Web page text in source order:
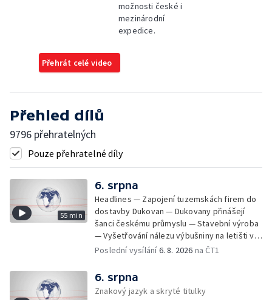
možnosti české i
mezinárodní
expedice.
Přehrát celé video
Přehled dílů
9796 přehratelných
Pouze přehratelné díly
55 min
6. srpna
Headlines — Zapojení tuzemskách firem do
dostavby Dukovan — Dukovany přinášejí
šanci českému průmyslu — Stavební výroba
— Vyšetřování nálezu výbušniny na letišti v
Lipsku — Bourání torza vyhořelé budovy ve
Omezování spotřeby vody v Jihlavě — Čistý
zisk bank — Jednání o ukončení bojů na
Blízkém východě — Opakované údery na
Poslední vysílání6. 8. 2026 na ČT1
6. srpna
Znakový jazyk a skryté titulky